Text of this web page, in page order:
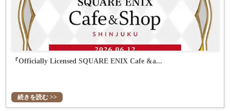
『Officially Licensed SQUARE ENIX Cafe &a...
続きを読む >>